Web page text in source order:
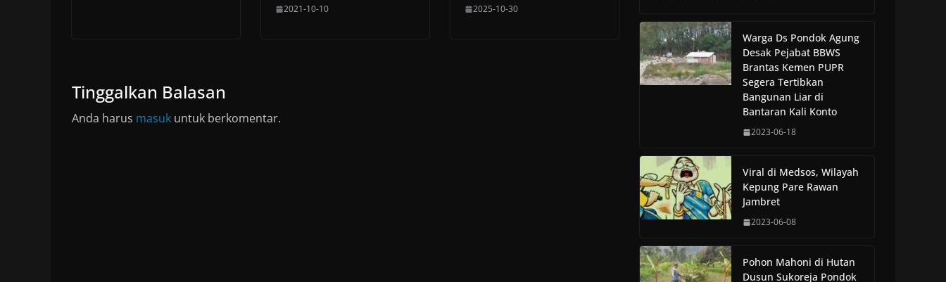
2021-10-10 2025-10-30
Tinggalkan Balasan
Anda harus masuk untuk berkomentar.
Warga Ds Pondok Agung
Desak Pejabat BBWS
Brantas Kemen PUPR
Segera Tertibkan
Bangunan Liar di
Bantaran Kali Konto
2023-06-18
Viral di Medsos, Wilayah
Kepung Pare Rawan
Jambret
2023-06-08
Pohon Mahoni di Hutan
Dusun Sukoreja Pondok